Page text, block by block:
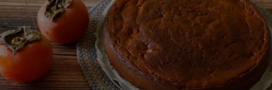
e
ricetta
il
la frutta
sensi di